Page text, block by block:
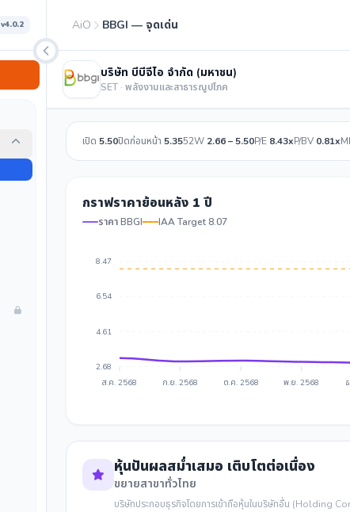
v4.0.2 AiO BBGI — จุดเด่น
บริษัท บีบีจีไอ จำกัด (มหาชน)
SET · พลังงานและสาธารณูปโภค
เปิด 5.50ปิดก่อนหน้า 5.3552W 2.66 – 5.50P/E 8.43xP/BV 0.81x
กราฟราคาย้อนหลัง 1 ปี
ราคา BBGI IAA Target 8.07
8.47
6.54
4.61
2.68
ส.ค. 2568
ก.ย. 2568 ต.ค. 2568 พ.ย. 2568
หุ้นปันผลสม่ำเสมอ เติบโตต่อเนื่อง
ขยายสาขาทั่วไทย
บริษัทประกอบธุรกิจโดยการเข้าถือหุ้นในบริษัทอื่น (Holding